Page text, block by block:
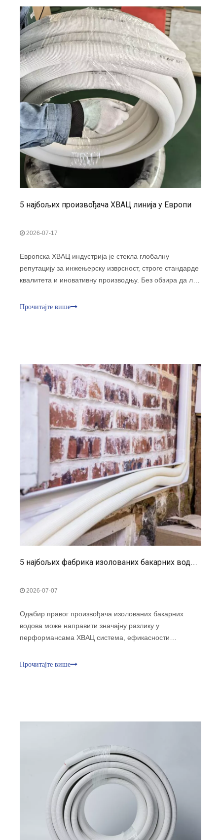
5 најбољих произвођача ХВАЦ линија у Европи
2026-07-17
Европска ХВАЦ индустрија је стекла глобалну
репутацију за инжењерску изврсност, строге стандарде
квалитета и иновативну производњу. Без обзира да ли
дизајнирате велике комерцијалне ХВАЦ системе,
Прочитајте више
5 најбољих фабрика изолованих бакарних водова у Европи
2026-07-07
Одабир правог произвођача изолованих бакарних
водова може направити значајну разлику у
перформансама ХВАЦ система, ефикасности
стекла јаку репутацију за производњу врхунских
Прочитајте више